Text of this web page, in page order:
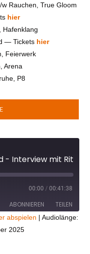
Rauchen, True Gloom
hier
Hafenklang
— Tickets hier
Feierwerk
Arena
P8
- Interview mit Ritual
00:00 / 00:41:38
ABONNIEREN TEILEN
abspielen |Audiolänge:
2025